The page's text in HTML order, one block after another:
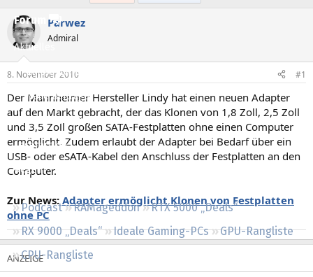
Forum
Aktuelles
Empfohlene Inhalte
Neue Beiträge
Neueste Aktivitäten
Leserartikel
Regeln
Podcast RAMageddon
RTX 5000 „Deals“
RX 9000 „Deals“
Ideale Gaming-PCs
GPU-Rangliste
CPU-Rangliste
l
l
e
r
l
l
t
m
Parwez
Admiral
8. November 2010 #1
Der Mannheimer Hersteller Lindy hat einen neuen Adapter
auf den Markt gebracht, der das Klonen von 1,8 Zoll, 2,5 Zoll
und 3,5 Zoll großen SATA-Festplatten ohne einen Computer
ermöglicht. Zudem erlaubt der Adapter bei Bedarf über ein
USB- oder eSATA-Kabel den Anschluss der Festplatten an den
Computer.
Zur News: Adapter ermöglicht Klonen von Festplatten
ohne PC